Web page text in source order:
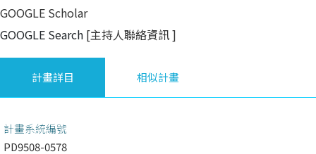
GOOGLE Scholar
GOOGLE Search [主持人聯絡資訊]
計畫詳目 相似計畫
計畫系統編號
PD9508-0578